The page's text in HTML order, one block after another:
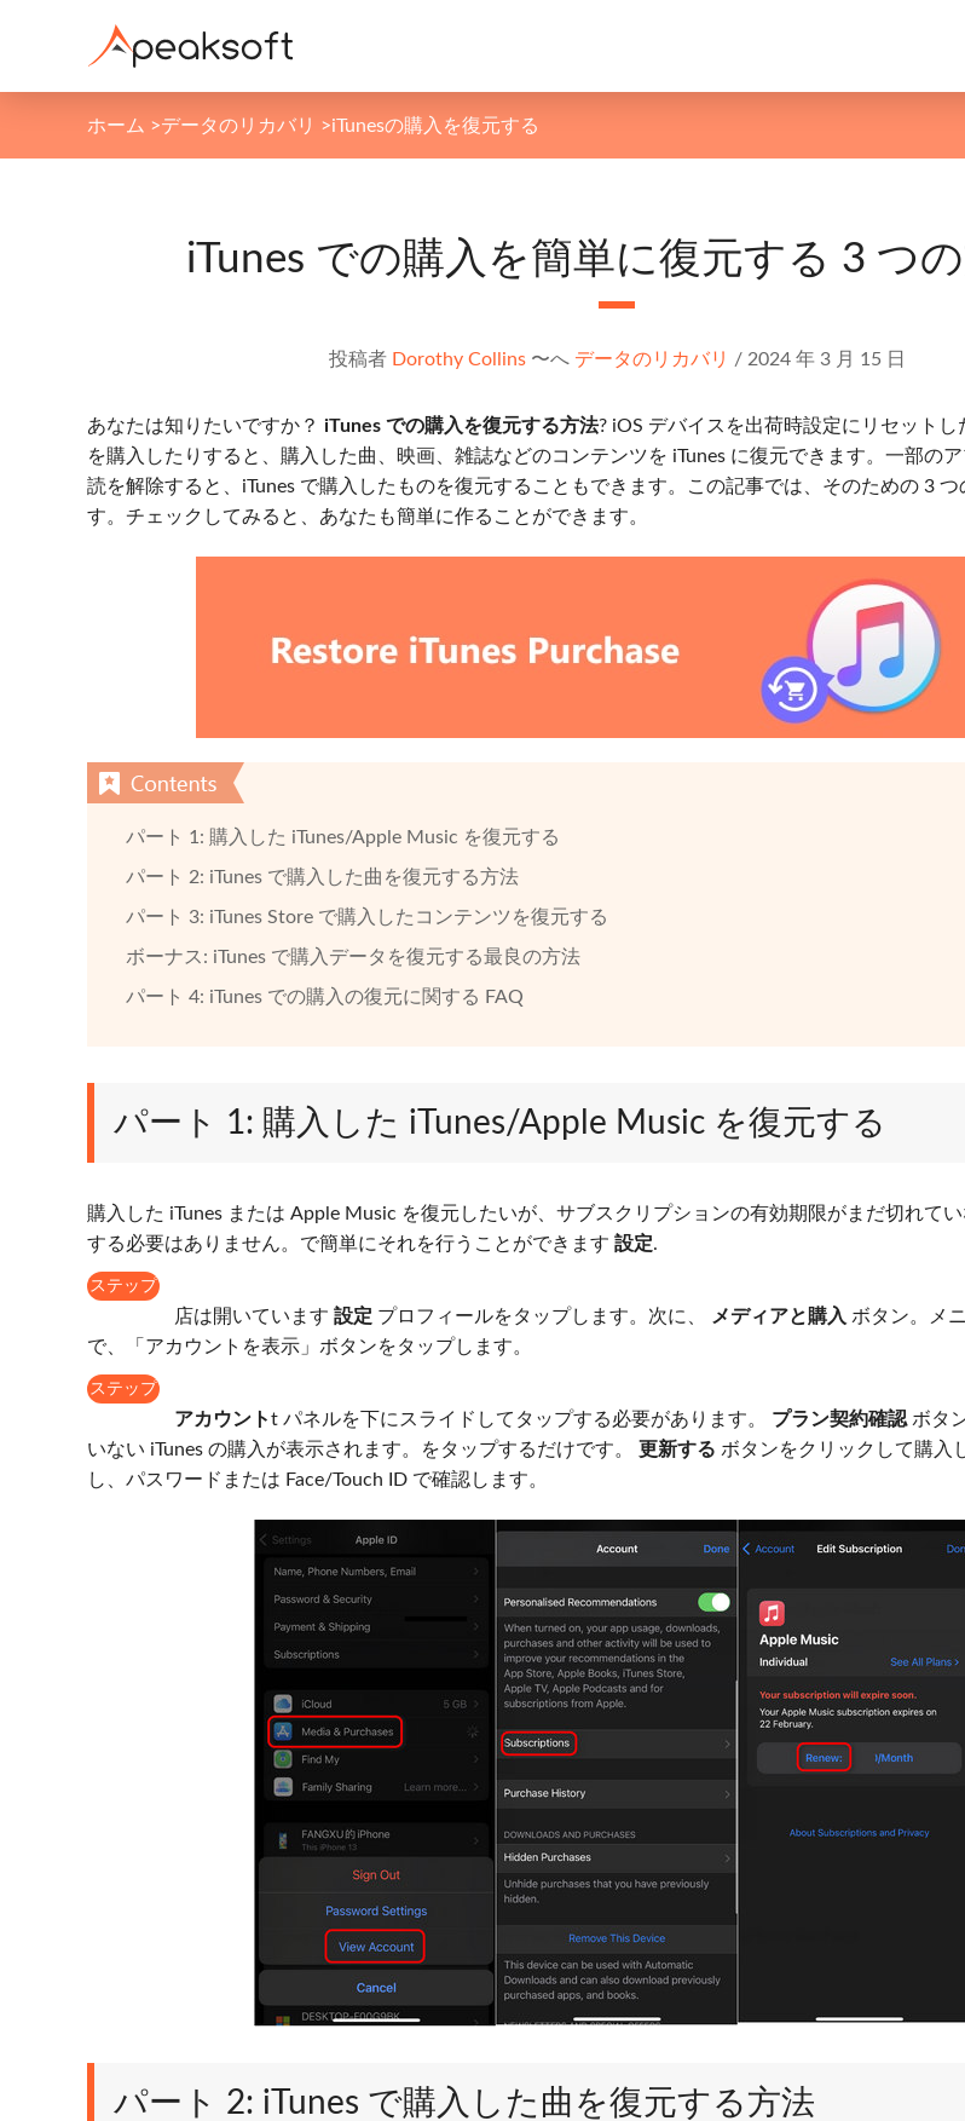
ホーム >データのリカバリ >iTunesの購入を復元する
iTunes での購入を簡単に復元する 3 つ
投稿者 Dorothy Collins〜へ データのリカバリ / 2024 年 3 月 15 日
あなたは知りたいですか？ iTunes での購入を復元する方法? iOS デバイスを出荷時設定にリセット
を購入したりすると、購入した曲、映画、雑誌などのコンテンツを iTunes に復元できます。一部の
読を解除すると、iTunes で購入したものを復元することもできます。この記事では、そのための 3 つ
す。チェックしてみると、あなたも簡単に作ることができます。
パート 1: 購入した iTunes/Apple Music を復元する
パート 2: iTunes で購入した曲を復元する方法
パート 3: iTunes Store で購入したコンテンツを復元する
ボーナス: iTunes で購入データを復元する最良の方法
パート 4: iTunes での購入の復元に関する FAQ
パート 1: 購入した iTunes/Apple Music を復元する
購入した iTunes または Apple Music を復元したいが、サブスクリプションの有効期限がまだ切れて
する必要はありません。で簡単にそれを行うことができます 設定.
ステップ
店は開いています 設定 プロフィールをタップします。次に、 メディアと購入 ボタン。メ
で、「アカウントを表示」ボタンをタップします。
ステップ
アカウントt パネルを下にスライドしてタップする必要があります。 プラン契約確認 ボタ
いない iTunes の購入が表示されます。をタップするだけです。
更新する ボタンをクリックして購入
し、パスワードまたは Face/Touch ID で確認します。
パート 2: iTunes で購入した曲を復元する方法